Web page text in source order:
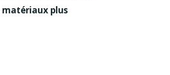
matériaux plus